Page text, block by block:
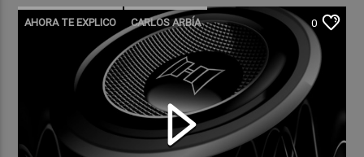
AHORA TE EXPLICO CARLOS ARBÍA 0